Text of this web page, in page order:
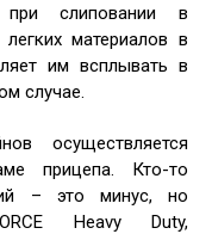
при слиповании в
материалов в
им всплывать в
случае.
осуществляется
прицепа. Кто-то
– это минус, но
Heavy Duty,